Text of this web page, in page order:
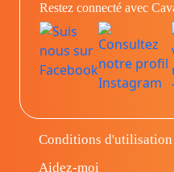
Restez connecté avec
Conditions
Aidez-moi